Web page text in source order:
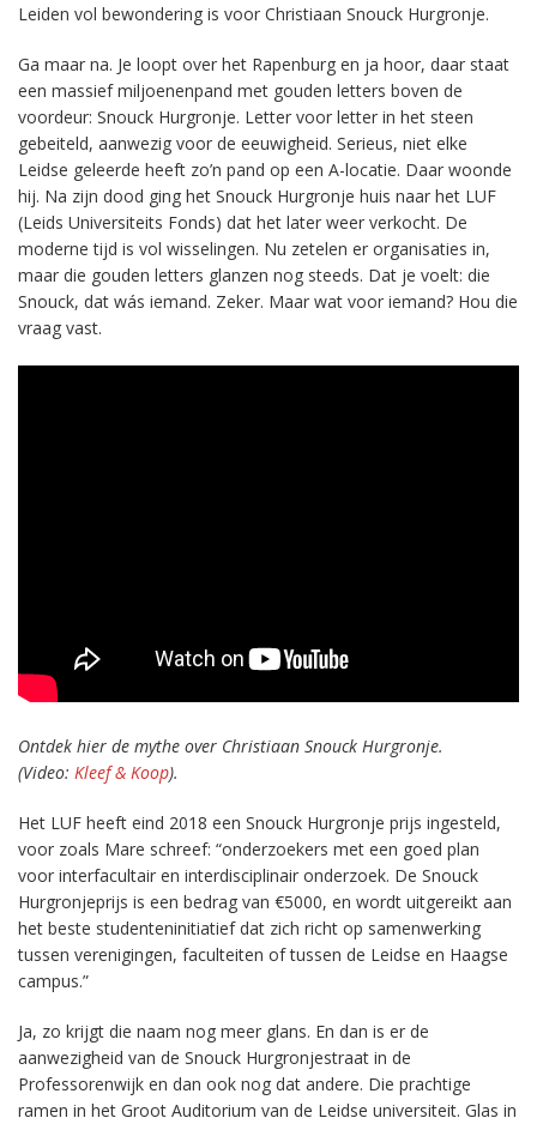
Leiden vol bewondering is voor Christiaan Snouck Hurgronje.
Ga maar na. Je loopt over het Rapenburg en ja hoor, daar staat
een massief miljoenenpand met gouden letters boven de
voordeur: Snouck Hurgronje. Letter voor letter in het steen
gebeiteld, aanwezig voor de eeuwigheid. Serieus, niet elke
Leidse geleerde heeft zo’n pand op een A-locatie. Daar woonde
hij. Na zijn dood ging het Snouck Hurgronje huis naar het LUF
(Leids Universiteits Fonds) dat het later weer verkocht. De
moderne tijd is vol wisselingen. Nu zetelen er organisaties in,
maar die gouden letters glanzen nog steeds. Dat je voelt: die
Snouck, dat wás iemand. Zeker. Maar wat voor iemand? Hou die
vraag vast.
Ontdek hier de mythe over Christiaan Snouck Hurgronje.
(Video: Kleef & Koop).
Het LUF heeft eind 2018 een Snouck Hurgronje prijs ingesteld,
voor zoals Mare schreef: “onderzoekers met een goed plan
voor interfacultair en interdisciplinair onderzoek. De Snouck
Hurgronjeprijs is een bedrag van €5000, en wordt uitgereikt aan
het beste studenteninitiatief dat zich richt op samenwerking
tussen verenigingen, faculteiten of tussen de Leidse en Haagse
campus.”
Ja, zo krijgt die naam nog meer glans. En dan is er de
aanwezigheid van de Snouck Hurgronjestraat in de
Professorenwijk en dan ook nog dat andere. Die prachtige
ramen in het Groot Auditorium van de Leidse universiteit. Glas in